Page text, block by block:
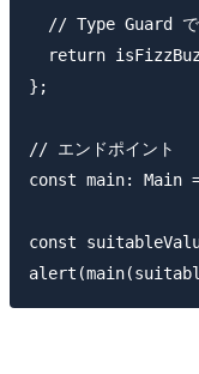
// Type Guard で
return
};
// エンドポイント
const main:
const